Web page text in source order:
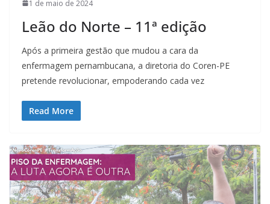
1 de maio de 2024
Leão do Norte – 11ª edição
Após a primeira gestão que mudou a cara da
enfermagem pernambucana, a diretoria do Coren-PE
pretende revolucionar, empoderando cada vez
Read More